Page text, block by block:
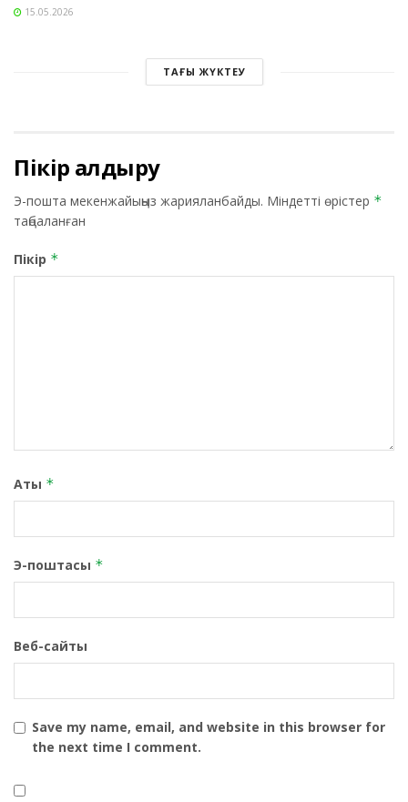
15.05.2026
ТАҒЫ ЖҮКТЕУ
Пікір қалдыру
Э-пошта мекенжайыңыз жарияланбайды. Міндетті өрістер *
таңбаланған
Пікір *
Аты *
Э-поштасы *
Веб-сайты
Save my name, email, and website in this browser for
the next time I comment.